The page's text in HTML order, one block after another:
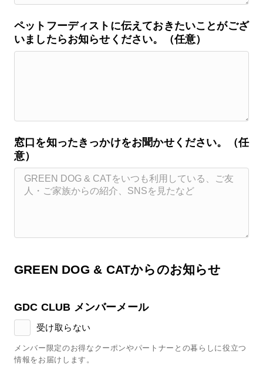
ペットフーディストに伝えておきたいことがござ
いましたらお知らせください。（任意）
窓口を知ったきっかけをお聞かせください。（任
意）
GREEN DOG & CATからのお知らせ
GDC CLUB メンバーメール
受け取らない
メンバー限定のお得なクーポンやパートナーとの暮らしに役立つ
情報をお届けします。